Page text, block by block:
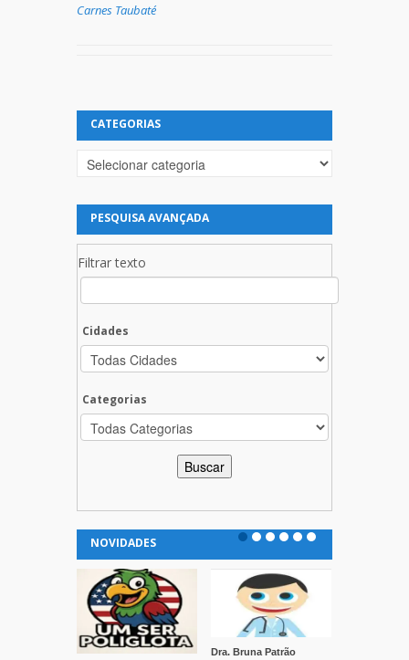
Carnes Taubaté
CATEGORIAS
Categorias
PESQUISA AVANÇADA
Filtrar texto
Cidades
Categorias
NOVIDADES
Dra. Bruna Patrão